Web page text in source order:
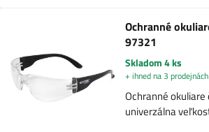
Ochranné
97321
Skladom 4 ks
+ ihned na 3 prodejnách
Ochranné
univerzálna